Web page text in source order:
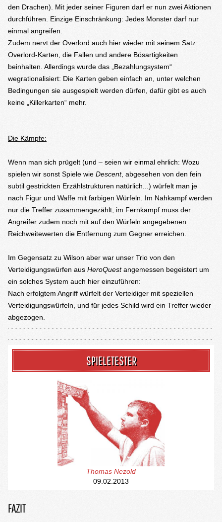
den Drachen). Mit jeder seiner Figuren darf er nun zwei Aktionen
durchführen. Einzige Einschränkung: Jedes Monster darf nur
einmal angreifen.
Zudem nervt der Overlord auch hier wieder mit seinem Satz
Overlord-Karten, die Fallen und andere Bösartigkeiten
beinhalten. Allerdings wurde das „Bezahlungsystem“
wegrationalisiert: Die Karten geben einfach an, unter welchen
Bedingungen sie ausgespielt werden dürfen, dafür gibt es auch
keine „Killerkarten“ mehr.
Die Kämpfe:
Wenn man sich prügelt (und – seien wir einmal ehrlich: Wozu
spielen wir sonst Spiele wie Descent, abgesehen von den fein
subtil gestrickten Erzählstrukturen natürlich...) würfelt man je
nach Figur und Waffe mit farbigen Würfeln. Im Nahkampf werden
nur die Treffer zusammengezählt, im Fernkampf muss der
Angreifer zudem noch mit auf den Würfeln angegebenen
Reichweitewerten die Entfernung zum Gegner erreichen.
Im Gegensatz zu Wilson aber war unser Trio von den
Verteidigungswürfen aus HeroQuestangemessen begeistert um
ein solches System auch hier einzuführen:
Nach erfolgtem Angriff würfelt der Verteidiger mit speziellen
Verteidigungswürfeln, und für jedes Schild wird ein Treffer wieder
abgezogen.
SPIELETESTER
Thomas Nezold
09.02.2013
FAZIT